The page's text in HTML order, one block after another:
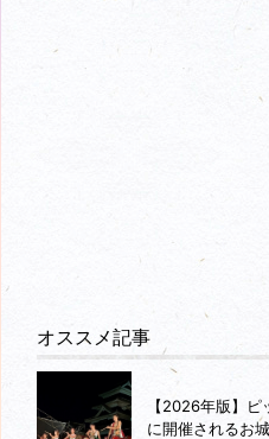
オススメ記事
【2026年版】ピ
に開催されるお